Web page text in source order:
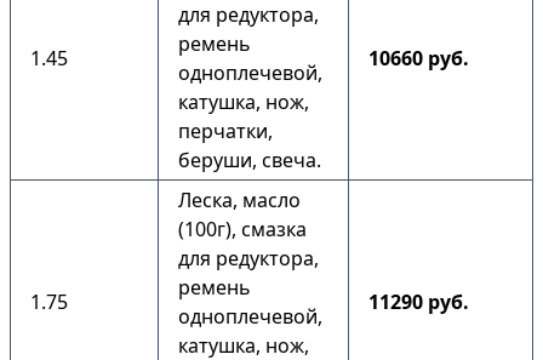
1.45
для редуктора,
ремень
одноплечевой,
катушка, нож,
перчатки,
беруши, свеча.
10660 руб.
1.75
Леска, масло
(100г), смазка
для редуктора,
ремень
одноплечевой,
катушка, нож,
11290 руб.